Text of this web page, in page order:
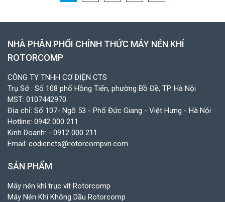
NHÀ PHÂN PHỐI CHÍNH THỨC MÁY NÉN KHÍ
ROTORCOMP
CÔNG TY TNHH CƠ ĐIỆN CTS
Trụ Sở : Số 108 phố Hồng Tiến, phường Bồ Đề, TP. Hà Nội
MST: 0107442970
Địa chỉ: Số 107- Ngõ 53 - Phố Đức Giang - Việt Hưng - Hà Nội
Hotline: 0942 000 211
Kinh Doanh: - 0912 000 211
Email: codiencts@rotorcompvn.com
SẢN PHẨM
Máy nén khí trục vít Rotorcomp
Máy Nén Khí Không Dầu Rotorcomp